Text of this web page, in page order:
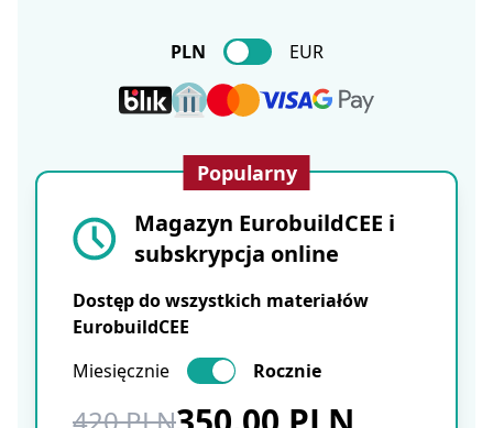
PLN EUR
Popularny
Magazyn EurobuildCEE i
subskrypcja online
Dostęp do wszystkich materiałów
EurobuildCEE
Miesięcznie
Rocznie